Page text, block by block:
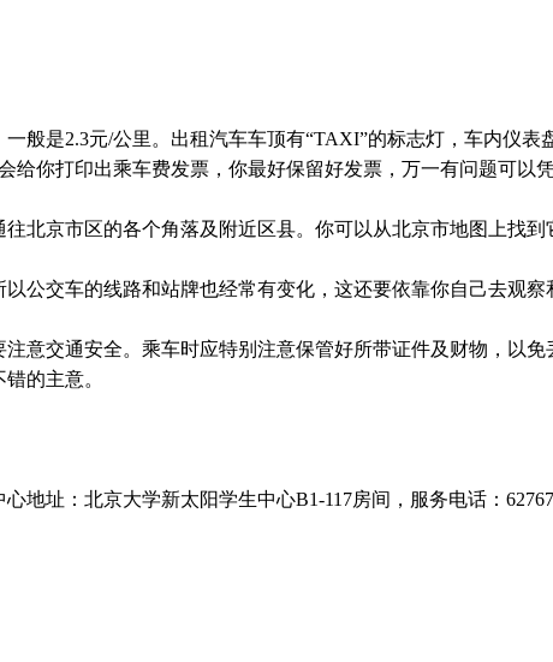
一般是2.3元/公里。出租汽车车顶有“TAXI”的标志灯，车内仪表
给你打印出乘车费发票，你最好保留好发票，万一有问题可以
往北京市区的各个角落及附近区县。你可以从北京市地图上找
公交车的线路和站牌也经常有变化，这还要依靠你自己去观
意交通安全。乘车时应特别注意保管好所带证件及财物，以免
的主意。
地址：北京大学新太阳学生中心B1-117房间，服务电话：